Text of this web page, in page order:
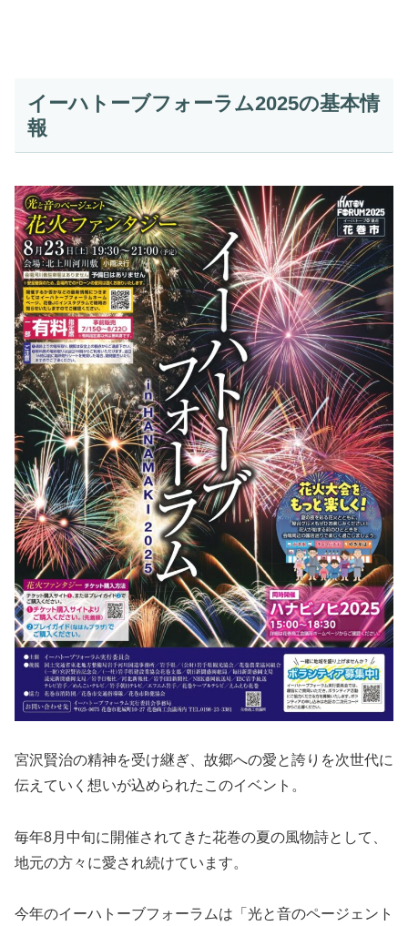
イーハトーブフォーラム2025の基本情
報
宮沢賢治の精神を受け継ぎ、故郷への愛と誇りを次世代に
伝えていく想いが込められたこのイベント。
毎年8月中旬に開催されてきた花巻の夏の風物詩として、
地元の方々に愛され続けています。
今年のイーハトーブフォーラムは「光と音のページェント